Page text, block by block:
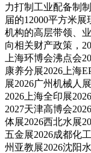
力打制工业配备制
届的12000平方米
机构的高层带领、
向相关财产政策，
上海环博会沸点会
康养分展2026上海
展2026广州机械人
2026上海全印展
2027天津高博会
体展2026西北水展
五金展2026成都化
州亚教展2026沈阳